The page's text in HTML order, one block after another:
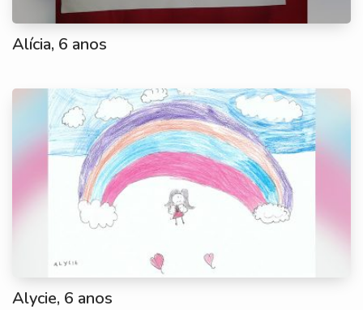
Alícia, 6 anos
Alycie, 6 anos